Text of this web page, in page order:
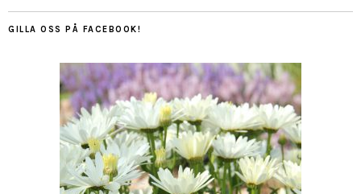
GILLA OSS PÅ FACEBOOK!